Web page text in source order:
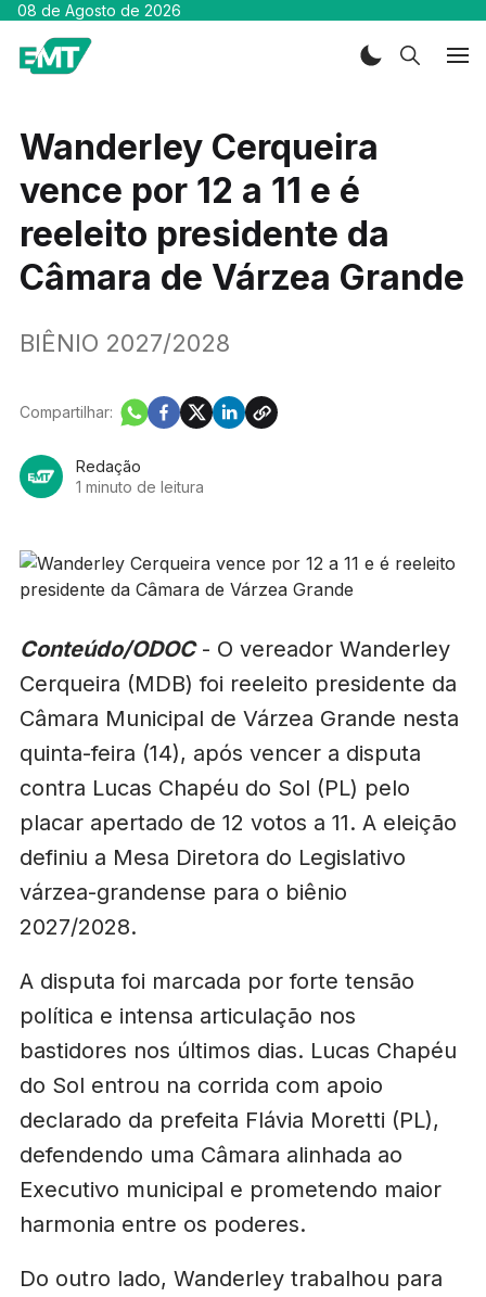
08 de Agosto de 2026
Wanderley Cerqueira
vence por 12 a 11 e é
reeleito presidente da
Câmara de Várzea Grande
BIÊNIO 2027/2028
Redação
1 minuto de leitura
Compartilhar:
Conteúdo/ODOC- O vereador Wanderley
Cerqueira (MDB) foi reeleito presidente da
Câmara Municipal de Várzea Grande nesta
quinta-feira (14), após vencer a disputa
contra Lucas Chapéu do Sol (PL) pelo
placar apertado de 12 votos a 11. A eleição
definiu a Mesa Diretora do Legislativo
várzea-grandense para o biênio
2027/2028.
A disputa foi marcada por forte tensão
política e intensa articulação nos
bastidores nos últimos dias. Lucas Chapéu
do Sol entrou na corrida com apoio
declarado da prefeita Flávia Moretti (PL),
defendendo uma Câmara alinhada ao
Executivo municipal e prometendo maior
harmonia entre os poderes.
Do outro lado, Wanderley trabalhou para